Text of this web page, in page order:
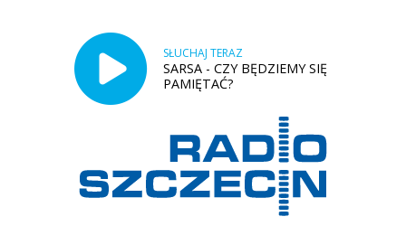
SŁUCHAJ TERAZ
SARSA - CZY BĘDZIEMY SIĘ
PAMIĘTAĆ?